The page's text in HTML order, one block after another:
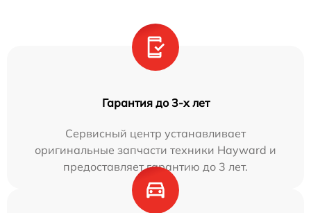
Гарантия до 3-х лет
Сервисный центр устанавливает
оригинальные запчасти техники Hayward и
предоставляет гарантию до 3 лет.